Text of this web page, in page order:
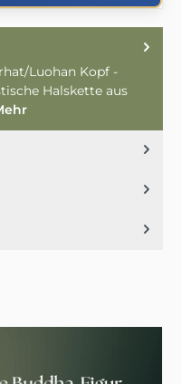
Luohan Kopf -
Halskette aus